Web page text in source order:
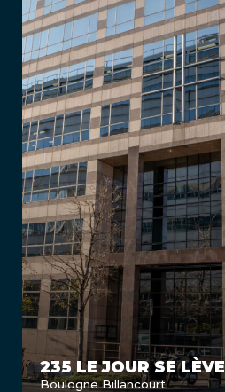
235 LE JOUR SE LÈVE
Boulogne Billancourt